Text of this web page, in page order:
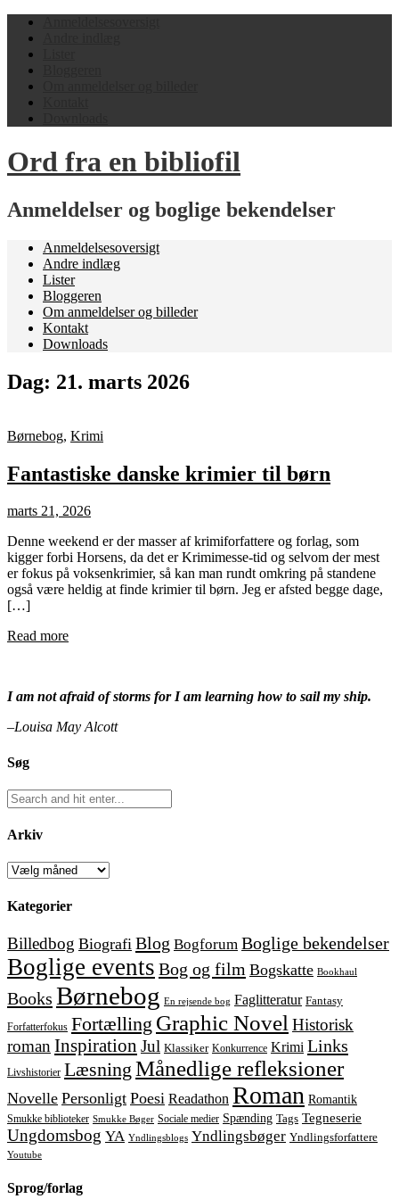
Ord fra en bibliofil
Anmeldelser og boglige bekendelser
Anmeldelsesoversigt
Andre indlæg
Lister
Bloggeren
Om anmeldelser og billeder
Kontakt
Downloads
Dag: 21. marts 2026
Børnebog, Krimi
Fantastiske danske krimier til børn
marts 21, 2026
Denne weekend er der masser af krimiforfattere og forlag, som
kigger forbi Horsens, da det er Krimimesse-tid og selvom der mest
er fokus på voksenkrimier, så kan man rundt omkring på standene
også være heldig at finde krimier til børn. Jeg er afsted begge dage,
[…]
Read more
I am not afraid of storms for I am learning how to sail my ship.
–Louisa May Alcott
Søg
Arkiv
Arkiv
Kategorier
Billedbog Biografi Blog Bogforum Boglige bekendelser
Boglige events Bog og film Bogskatte Bookhaul
Books Børnebog En rejsende bog Faglitteratur Fantasy
Forfatterfokus Fortælling Graphic Novel Historisk
roman Inspiration Jul Klassiker Konkurrence Krimi Links
Livshistorier Læsning Månedlige refleksioner
Novelle Personligt Poesi Readathon Roman Romantik
Smukke biblioteker Smukke Bøger Sociale medier Spænding Tags Tegneserie
Ungdomsbog YA Yndlingsblogs Yndlingsbøger Yndlingsforfattere
Youtube
Sprog/forlag